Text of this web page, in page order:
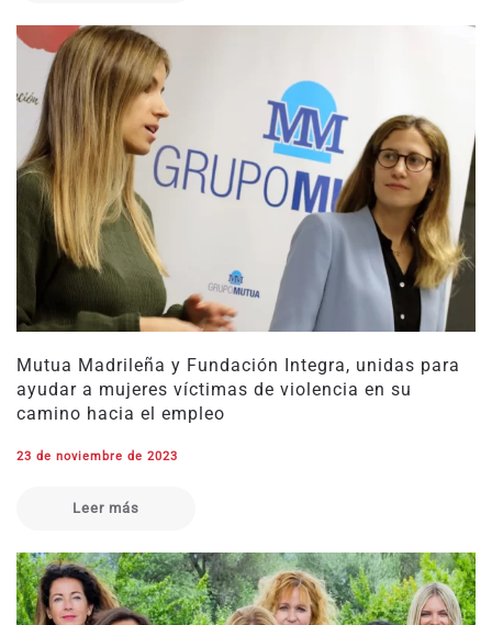
Mutua Madrileña y Fundación Integra, unidas para
ayudar a mujeres víctimas de violencia en su
camino hacia el empleo
23 de noviembre de 2023
Leer más